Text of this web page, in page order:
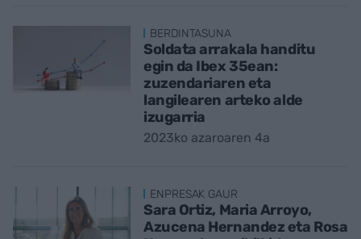
BERDINTASUNA
Soldata arrakala handitu
egin da Ibex 35ean:
zuzendariaren eta
langilearen arteko alde
izugarria
2023ko azaroaren 4a
ENPRESAK GAUR
Sara Ortiz, Maria Arroyo,
Azucena Hernandez eta Rosa